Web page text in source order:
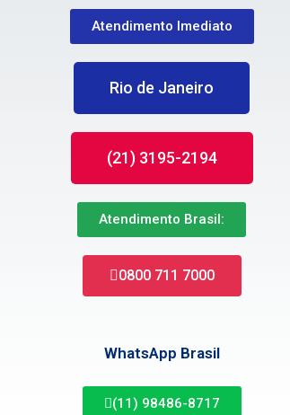
Atendimento Imediato
Rio de Janeiro
(21) 3195-2194
Atendimento Brasil:
0800 711 7000
WhatsApp Brasil
(11) 98486-8717